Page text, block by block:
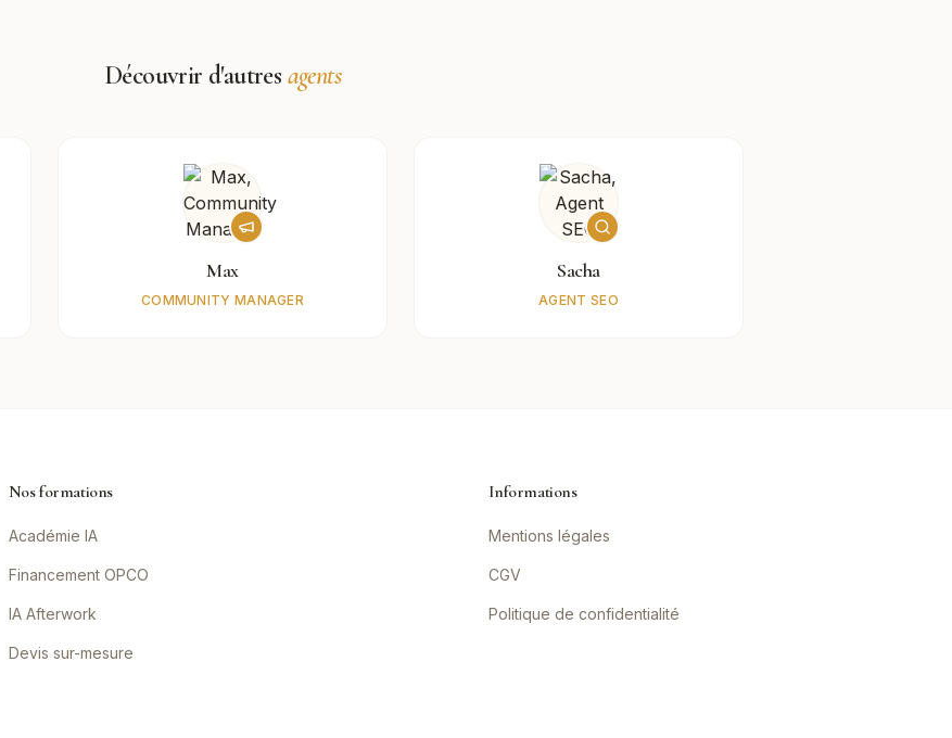
Découvrir d'autres agents
Max
COMMUNITY MANAGER
Sacha
AGENT SEO
Nos formations
Académie IA
Financement OPCO
IA Afterwork
Devis sur-mesure
Informations
Mentions légales
CGV
Politique de confidentialité